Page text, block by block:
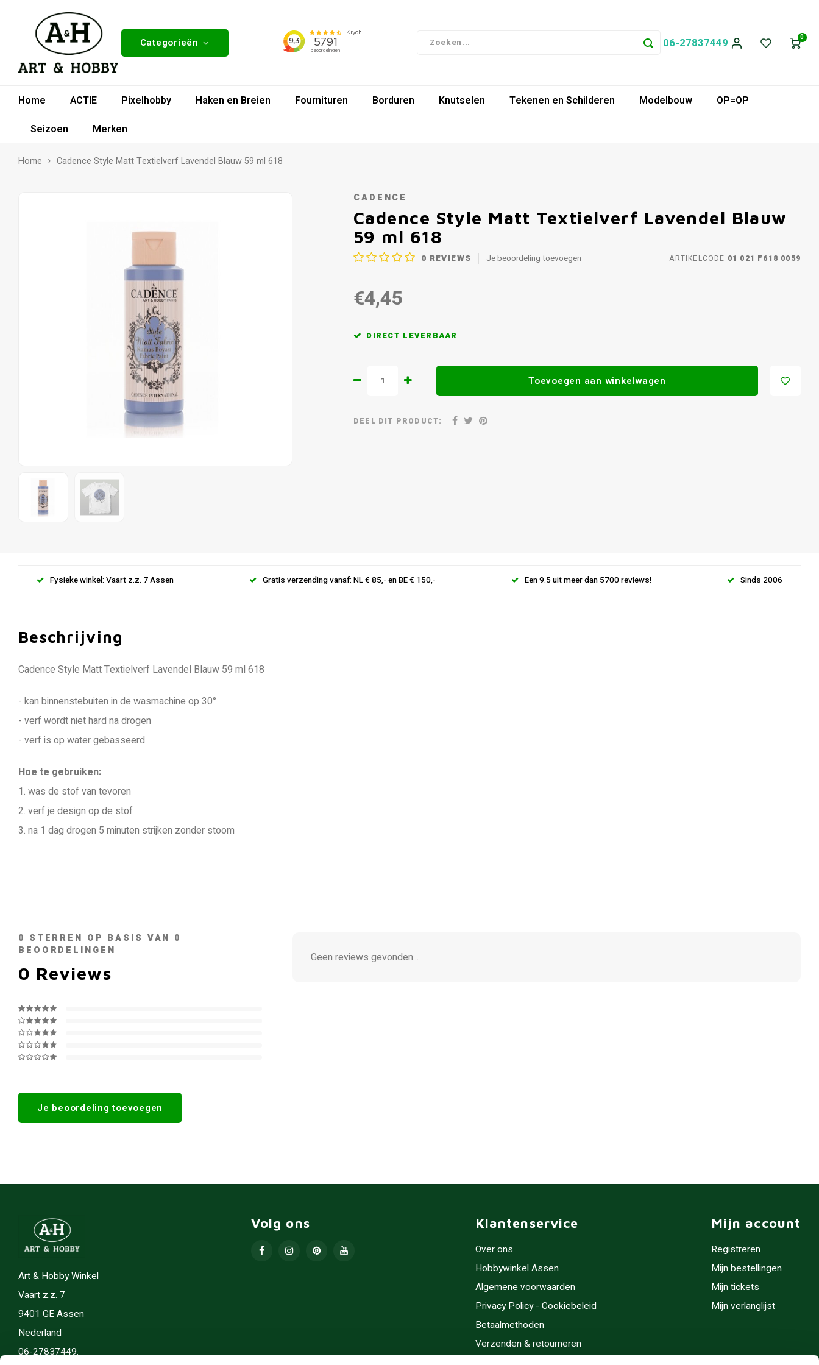
Categorieën 06-27837449 0
Home ACTIE Pixelhobby Haken en Breien Fournituren Borduren Knutselen Tekenen en Schilderen Modelbouw
OP=OP
Seizoen
Merken
Home Cadence Style Matt Textielverf Lavendel Blauw 59 ml 618
CADENCE
Cadence Style Matt Textielverf Lavendel Blauw
59 ml 618
0 REVIEWS Je beoordeling toevoegen ARTIKELCODE 01 021 F618 0059
€4,45
DIRECT LEVERBAAR
Toevoegen aan winkelwagen
DEEL DIT PRODUCT:
Fysieke winkel: Vaart z.z. 7 Assen Gratis verzending vanaf: NL € 85,- en BE € 150,- Een 9.5 uit meer dan 5700 reviews! Sinds 2006
Beschrijving
Cadence Style Matt Textielverf Lavendel Blauw 59 ml 618
- kan binnenstebuiten in de wasmachine op 30°
- verf wordt niet hard na drogen
- verf is op water gebasseerd
Hoe te gebruiken:
1. was de stof van tevoren
2. verf je design op de stof
3. na 1 dag drogen 5 minuten strijken zonder stoom
0 STERREN OP BASIS VAN 0
BEOORDELINGEN
0 Reviews
Je beoordeling toevoegen
Geen reviews gevonden...
Art & Hobby Winkel
Vaart z.z. 7
9401 GE Assen
Nederland
06-27837449.
Volg ons Klantenservice
Over ons
Hobbywinkel Assen
Algemene voorwaarden
Privacy Policy - Cookiebeleid
Betaalmethoden
Verzenden & retourneren
Mijn account
Registreren
Mijn bestellingen
Mijn tickets
Mijn verlanglijst